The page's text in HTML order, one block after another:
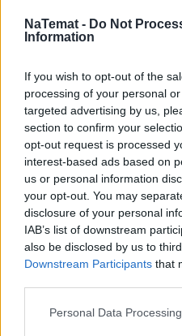
NaTemat - Do Not
Information
If you wish to opt-out of the
processing of your personal
targeted advertising by us,
section to confirm your
opt-out request is processed
interest-based ads based on
us or personal information
your opt-out. You may
disclosure of your personal
IAB’s list of downstream
also be disclosed by us to
Downstream Participants that
Personal Data
Co było największym
Kluczowe dla mnie było
partnera biznesowego,
stworzyć produkt
technicznych, bo to one
rolę. Droga była
pewnym momencie
szczoteczka, którą
długi czas w głowie, w
półce... Ale udało się!